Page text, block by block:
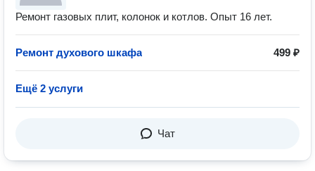
Ремонт газовых плит, колонок и котлов. Опыт 16 лет.
Ремонт духового шкафа 499 ₽
Ещё 2 услуги
Чат